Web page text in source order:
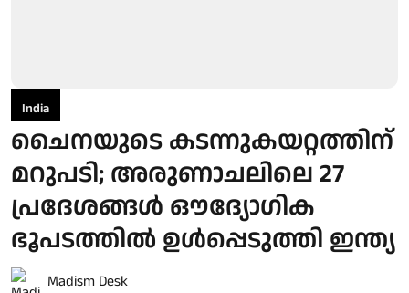
India
ചൈനയുടെ കടന്നുകയറ്റത്തിന്
മറുപടി; അരുണാചലിലെ 27
പ്രദേശങ്ങള്‍ ഔദ്യോഗിക
ഭൂപടത്തില്‍ ഉള്‍പ്പെടുത്തി ഇന്ത്യ
Madism Desk